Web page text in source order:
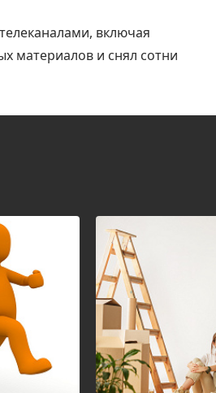
включая
материалов и снял сотни